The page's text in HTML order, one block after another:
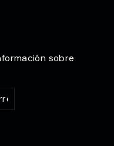
sobre